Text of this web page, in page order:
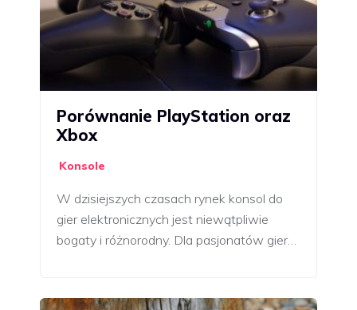
Porównanie PlayStation oraz
Xbox
Konsole
W dzisiejszych czasach rynek konsol do
gier elektronicznych jest niewątpliwie
bogaty i różnorodny. Dla pasjonatów gier…